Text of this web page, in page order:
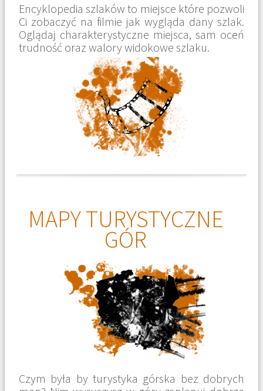
Encyklopedia szlaków to miejsce które pozwoli
Ci zobaczyć na filmie jak wygląda dany szlak.
Oglądaj charakterystyczne miejsca, sam oceń
trudność oraz walory widokowe szlaku.
MAPY TURYSTYCZNE
GÓR
Czym była by turystyka górska bez dobrych